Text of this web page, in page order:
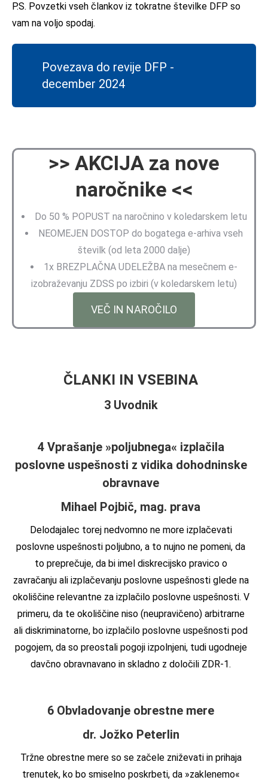
P.S. Povzetki vseh člankov iz tokratne številke DFP so
vam na voljo spodaj.
Povezava do revije DFP -
december 2024
>> AKCIJA za nove
naročnike <<
Do 50 % POPUST na naročnino v koledarskem letu
NEOMEJEN DOSTOP do bogatega e-arhiva vseh
številk (od leta 2000 dalje)
1x BREZPLAČNA UDELEŽBA na mesečnem e-
izobraževanju ZDSS po izbiri (v koledarskem letu)
VEČ IN NAROČILO
ČLANKI IN VSEBINA
3 Uvodnik
4 Vprašanje »poljubnega« izplačila
poslovne uspešnosti z vidika dohodninske
obravnave
Mihael Pojbič, mag. prava
Delodajalec torej nedvomno ne more izplačevati
poslovne uspešnosti poljubno, a to nujno ne pomeni, da
to preprečuje, da bi imel diskrecijsko pravico o
zavračanju ali izplačevanju poslovne uspešnosti glede na
okoliščine relevantne za izplačilo poslovne uspešnosti. V
primeru, da te okoliščine niso (neupravičeno) arbitrarne
ali diskriminatorne, bo izplačilo poslovne uspešnosti pod
pogojem, da so preostali pogoji izpolnjeni, tudi ugodneje
davčno obravnavano in skladno z določili ZDR-1.
6 Obvladovanje obrestne mere
dr. Jožko Peterlin
Tržne obrestne mere so se začele zniževati in prihaja
trenutek, ko bo smiselno poskrbeti, da »zaklenemo«